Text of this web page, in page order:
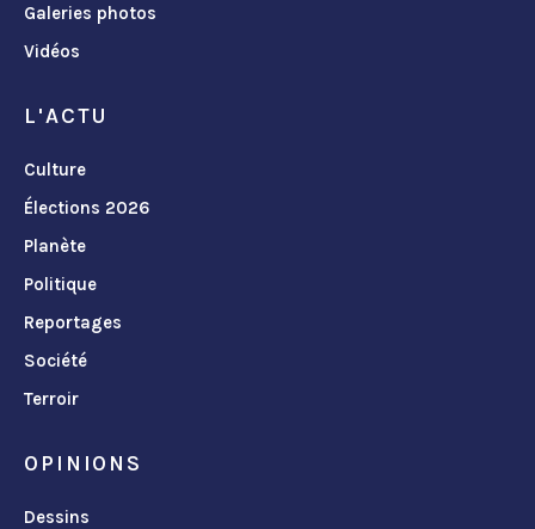
Galeries photos
Vidéos
L'ACTU
Culture
Élections 2026
Planète
Politique
Reportages
Société
Terroir
OPINIONS
Dessins